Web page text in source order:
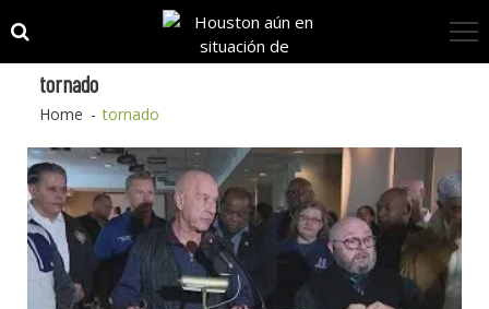
to
navigation
to
content
tornado
Home tornado